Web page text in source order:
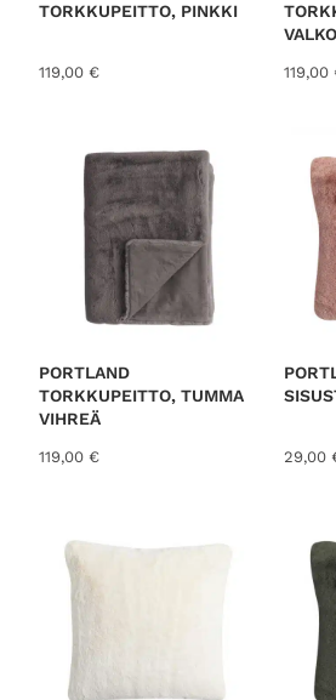
TORKKUPEITTO, PINKKI
119,00 € 119,00
PORTLAND
TORKKUPEITTO, TUMMA
VIHREÄ
119,00 € 29,00